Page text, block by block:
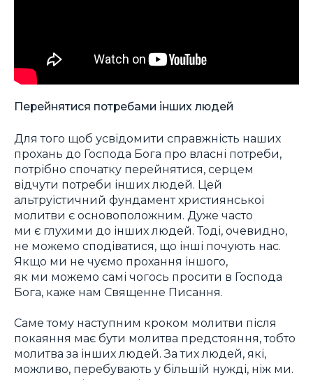
Перейнятися потребами інших людей
Для того щоб усвідомити справжність наших
прохань до Господа Бога про власні потреби,
потрібно спочатку перейнятися, серцем
відчути потреби інших людей. Цей
альтруїстичний фундамент християнської
молитви є основоположним. Дуже часто
ми є глухими до інших людей. Тоді, очевидно,
не можемо сподіватися, що інші почують нас.
Якщо ми не чуємо прохання іншого,
як ми можемо самі чогось просити в Господа
Бога, каже нам Священне Писання.
Саме тому наступним кроком молитви після
покаяння має бути молитва предстояння, тобто
молитва за інших людей. За тих людей, які,
можливо, перебувають у більшій нужді, ніж ми.